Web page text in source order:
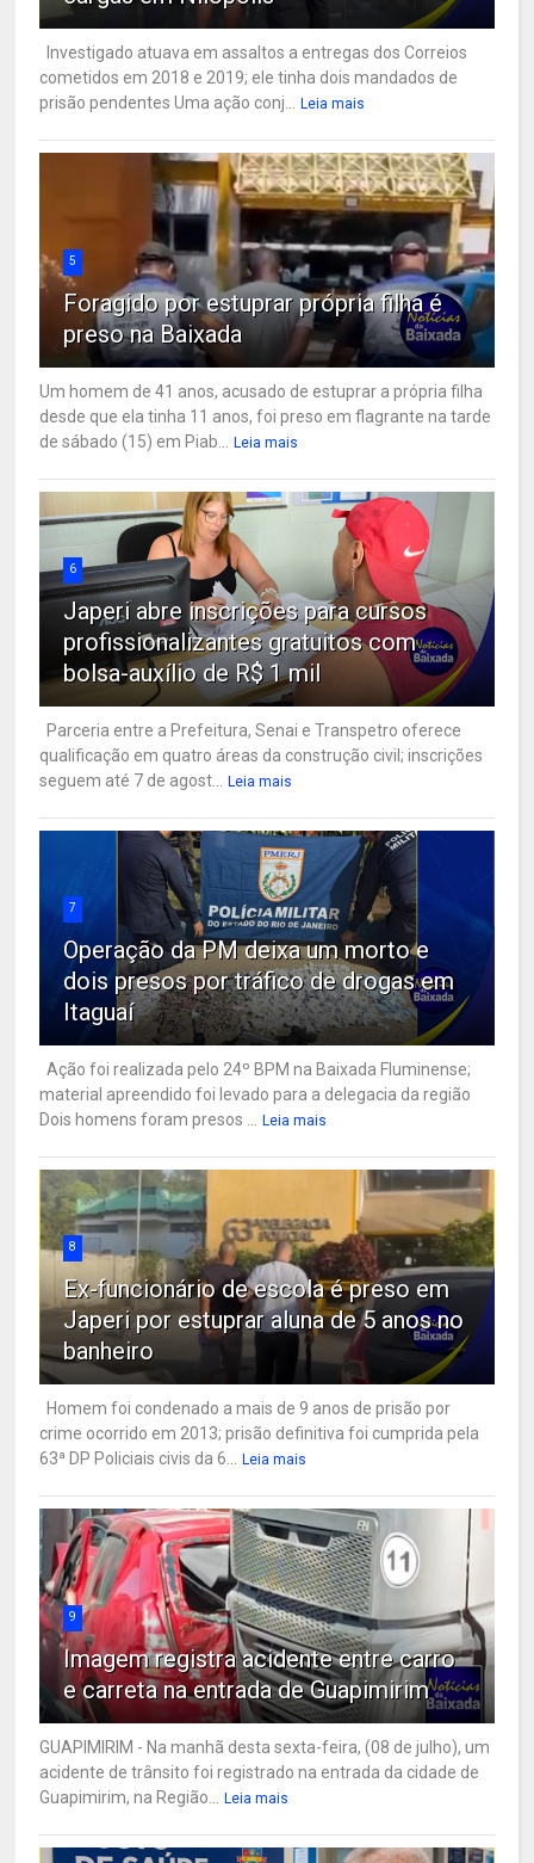
Investigado atuava em assaltos a entregas dos Correios
cometidos em 2018 e 2019; ele tinha dois mandados de
prisão pendentes Uma ação conj...
Leia mais
5
Foragido por estuprar própria filha é
preso na Baixada
Um homem de 41 anos, acusado de estuprar a própria filha
desde que ela tinha 11 anos, foi preso em flagrante na tarde
de sábado (15) em Piab...
Leia mais
6
Japeri abre inscrições para cursos
profissionalizantes gratuitos com
bolsa-auxílio de R$ 1 mil
Parceria entre a Prefeitura, Senai e Transpetro oferece
qualificação em quatro áreas da construção civil; inscrições
seguem até 7 de agost...
Leia mais
7
Operação da PM deixa um morto e
dois presos por tráfico de drogas em
Itaguaí
Ação foi realizada pelo 24º BPM na Baixada Fluminense;
material apreendido foi levado para a delegacia da região
Dois homens foram presos ...
Leia mais
8
Ex-funcionário de escola é preso em
Japeri por estuprar aluna de 5 anos no
banheiro
Homem foi condenado a mais de 9 anos de prisão por
crime ocorrido em 2013; prisão definitiva foi cumprida pela
63ª DP Policiais civis da 6...
Leia mais
9
Imagem registra acidente entre carro
e carreta na entrada de Guapimirim
GUAPIMIRIM - Na manhã desta sexta-feira, (08 de julho), um
acidente de trânsito foi registrado na entrada da cidade de
Guapimirim, na Região...
Leia mais